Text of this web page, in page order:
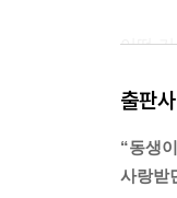
어떤
--- p.120
공식
었다.
출판
“동생
사랑받